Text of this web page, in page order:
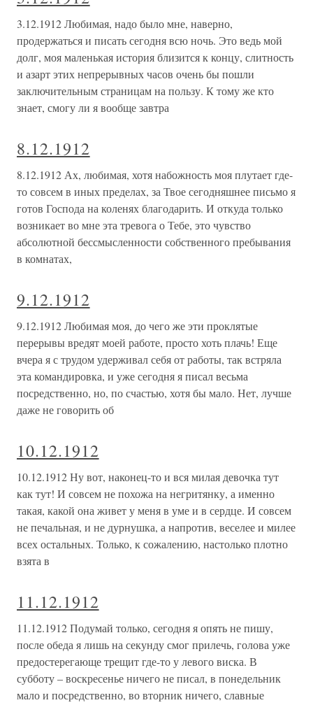
3.12.1912 Любимая, надо было мне, наверно,
продержаться и писать сегодня всю ночь. Это ведь мой
долг, моя маленькая история близится к концу, слитность
и азарт этих непрерывных часов очень бы пошли
заключительным страницам на пользу. К тому же кто
знает, смогу ли я вообще завтра
8.12.1912
8.12.1912 Ах, любимая, хотя набожность моя плутает где-
то совсем в иных пределах, за Твое сегодняшнее письмо я
готов Господа на коленях благодарить. И откуда только
возникает во мне эта тревога о Тебе, это чувство
абсолютной бессмысленности собственного пребывания
в комнатах,
9.12.1912
9.12.1912 Любимая моя, до чего же эти проклятые
перерывы вредят моей работе, просто хоть плачь! Еще
вчера я с трудом удерживал себя от работы, так встряла
эта командировка, и уже сегодня я писал весьма
посредственно, но, по счастью, хотя бы мало. Нет, лучше
даже не говорить об
10.12.1912
10.12.1912 Ну вот, наконец-то и вся милая девочка тут
как тут! И совсем не похожа на негритянку, а именно
такая, какой она живет у меня в уме и в сердце. И совсем
не печальная, и не дурнушка, а напротив, веселее и милее
всех остальных. Только, к сожалению, настолько плотно
взята в
11.12.1912
11.12.1912 Подумай только, сегодня я опять не пишу,
после обеда я лишь на секунду смог прилечь, голова уже
предостерегающе трещит где-то у левого виска. В
субботу – воскресенье ничего не писал, в понедельник
мало и посредственно, во вторник ничего, славные